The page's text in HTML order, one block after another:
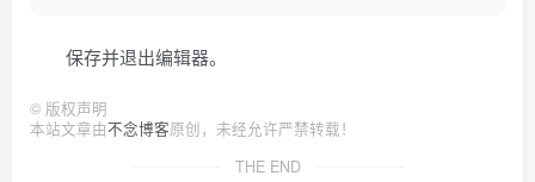
保存并退出编辑器。
© 版权声明
本站文章由不念博客原创，未经允许严禁转载！
THE END